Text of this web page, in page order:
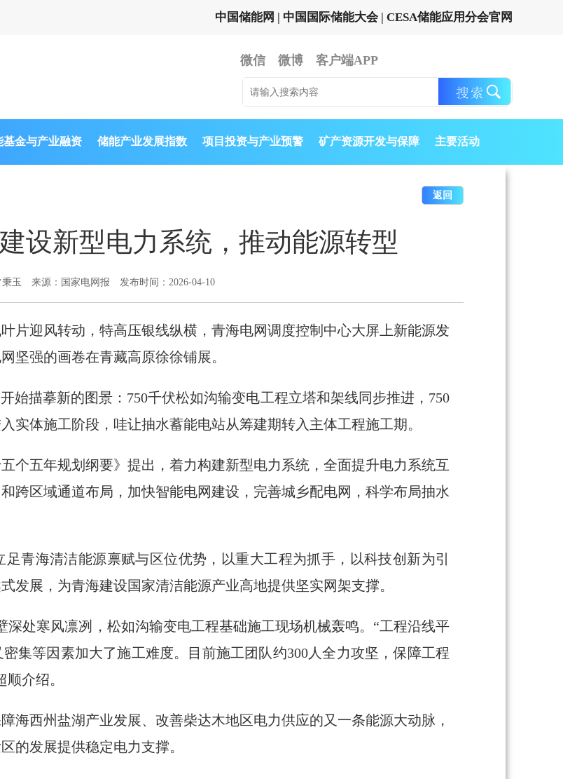
中国储能网 | 中国国际储能大会 | CESA储能应用分会官网
微信 微博 客户端APP
基金与产业融资 储能产业发展指数 项目投资与产业预警 矿产资源开发与保障 主要活动
返回
设新型电力系统，推动能源转型
玉 来源：国家电网报 发布时间：2026-04-10
片迎风转动，特高压银线纵横，青海电网调度控制中心大屏上新能源发
强的画卷在青藏高原徐徐铺展。
始描摹新的图景：750千伏松如沟输变电工程立塔和架线同步推进，750
体施工阶段，哇让抽水蓄能电站从筹建期转入主体工程施工期。
个五年规划纲要》提出，着力构建新型电力系统，全面提升电力系统互
跨区域通道布局，加快智能电网建设，完善城乡配电网，科学布局抽水
青海清洁能源禀赋与区位优势，以重大工程为抓手，以科技创新为引
发展，为青海建设国家清洁能源产业高地提供坚实网架支撑。
深处寒风凛冽，松如沟输变电工程基础施工现场机械轰鸣。“工程沿线平
集等因素加大了施工难度。目前施工团队约300人全力攻坚，保障工程
介绍。
海西州盐湖产业发展、改善柴达木地区电力供应的又一条能源大动脉，
的发展提供稳定电力支撑。